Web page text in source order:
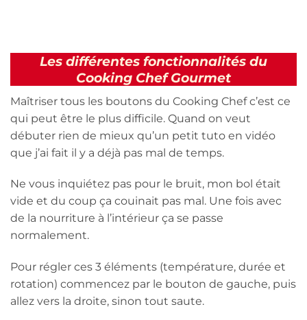
Les différentes fonctionnalités du
Cooking Chef Gourmet
Maîtriser tous les boutons du Cooking Chef c’est ce
qui peut être le plus difficile. Quand on veut
débuter rien de mieux qu’un petit tuto en vidéo
que j’ai fait il y a déjà pas mal de temps.
Ne vous inquiétez pas pour le bruit, mon bol était
vide et du coup ça couinait pas mal. Une fois avec
de la nourriture à l’intérieur ça se passe
normalement.
Pour régler ces 3 éléments (température, durée et
rotation) commencez par le bouton de gauche, puis
allez vers la droite, sinon tout saute.